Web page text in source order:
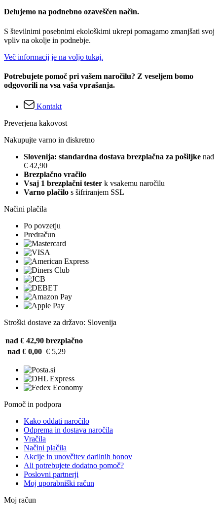
Delujemo na podnebno ozaveščen način.
S številnimi posebnimi ekološkimi ukrepi pomagamo zmanjšati svoj
vpliv na okolje in podnebje.
Več informacij je na voljo tukaj.
Potrebujete pomoč pri vašem naročilu? Z veseljem bomo
odgovorili na vsa vaša vprašanja.
Kontakt
Preverjena kakovost
Nakupujte varno in diskretno
Slovenija: standardna dostava brezplačna za pošiljke nad
€ 42,90
Brezplačno vračilo
Vsaj 1 brezplačni tester k vsakemu naročilu
Varno plačilo s šifriranjem SSL
Načini plačila
Po povzetju
Predračun
Stroški dostave za državo: Slovenija
nad € 42,90 brezplačno
nad € 0,00 € 5,29
Pomoč in podpora
Kako oddati naročilo
Odprema in dostava naročila
Vračila
Načini plačila
Akcije in unovčitev darilnih bonov
Ali potrebujete dodatno pomoč?
Poslovni partnerji
Moj uporabniški račun
Moj račun